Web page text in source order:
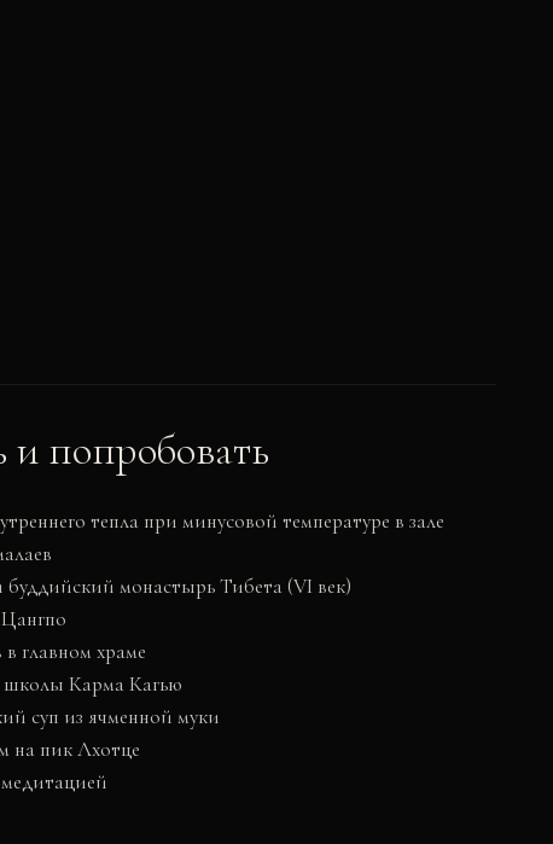
попробовать
тепла при минусовой температуре в зале
монастырь Тибета (VI век)
главном храме
школы Карма Кагью
суп из ячменной муки
на пик Лхотце